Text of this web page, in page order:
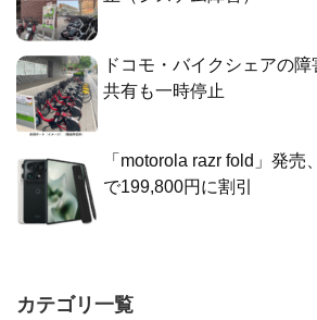
ドコモ・バイクシェアの
共有も一時停止
「motorola razr fold」発売
で199,800円に割引
カテゴリ一覧